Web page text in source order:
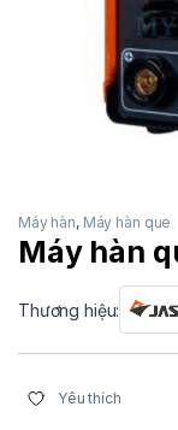
Máy hàn, Máy hàn que
Máy hàn
Thương hiệu:
Yêu thích